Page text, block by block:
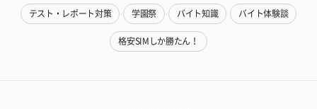
テスト・レポート対策 学園祭 バイト知識 バイト体験談
格安SIMしか勝たん！